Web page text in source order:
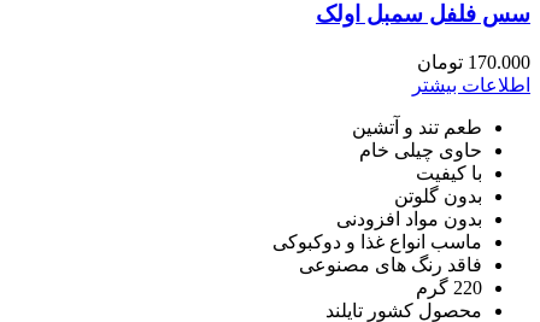
سس فلفل سمبل اولک
170.000 تومان
اطلاعات بیشتر
طعم تند و آتشین
حاوی چیلی خام
با کیفیت
بدون گلوتن
بدون مواد افزودنی
ماسب انواع غذا و دوکبوکی
فاقد رنگ های مصنوعی
220 گرم
محصول کشور تایلند